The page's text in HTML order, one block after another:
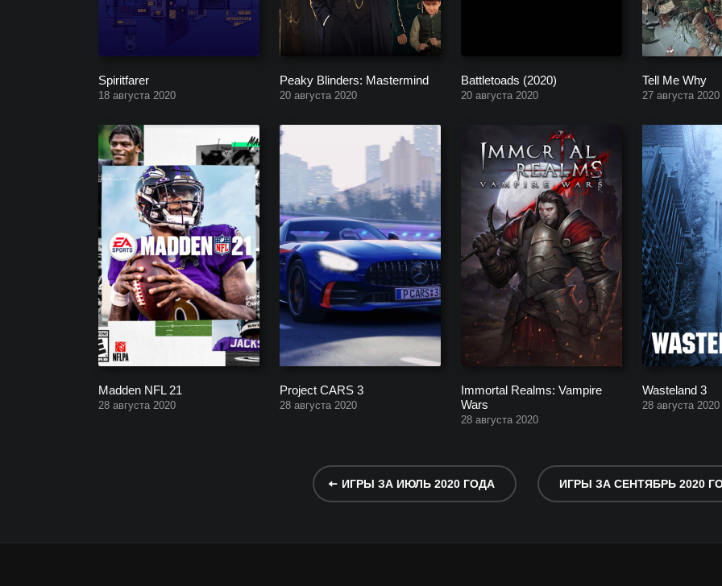
Spiritfarer
18 августа 2020
Peaky Blinders: Mastermind
20 августа 2020
Battletoads (2020)
20 августа 2020
Tell Me Why
27 августа 2020
Madden NFL 21
28 августа 2020
Project CARS 3
28 августа 2020
Immortal Realms: Vampire
Wars
28 августа 2020
Wasteland 3
28 августа 2020
ИГРЫ ЗА ИЮЛЬ 2020 ГОДА ИГРЫ ЗА СЕНТЯБРЬ 2020